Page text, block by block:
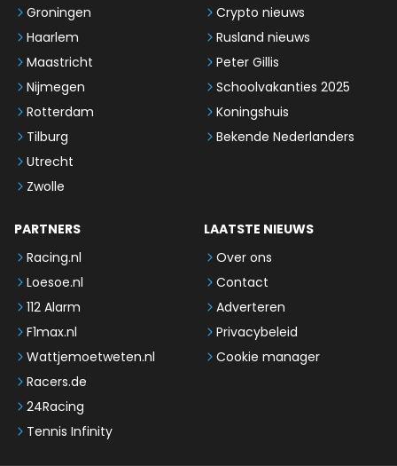
Groningen
Haarlem
Maastricht
Nijmegen
Rotterdam
Tilburg
Utrecht
Zwolle
Crypto nieuws
Rusland nieuws
Peter Gillis
Schoolvakanties 2025
Koningshuis
Bekende Nederlanders
PARTNERS
Racing.nl
Loesoe.nl
112 Alarm
F1max.nl
Wattjemoetweten.nl
Racers.de
24Racing
Tennis Infinity
LAATSTE NIEUWS
Over ons
Contact
Adverteren
Privacybeleid
Cookie manager